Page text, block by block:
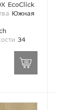
EcoClick
Южная
34